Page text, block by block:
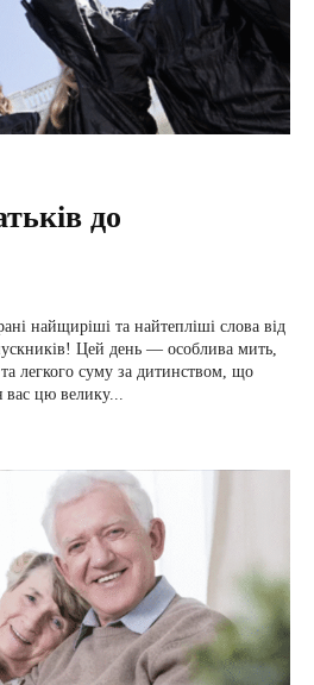
до
найщиріші та найтепліші слова від
Цей день — особлива мить,
та легкого суму за дитинством, що
цю велику...